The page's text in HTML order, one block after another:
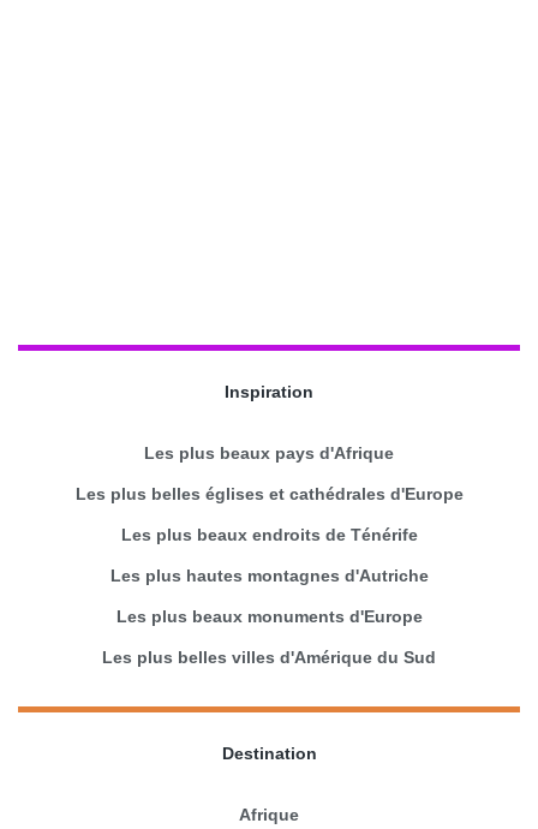
Inspiration
Les plus beaux pays d'Afrique
Les plus belles églises et cathédrales d'Europe
Les plus beaux endroits de Ténérife
Les plus hautes montagnes d'Autriche
Les plus beaux monuments d'Europe
Les plus belles villes d'Amérique du Sud
Destination
Afrique